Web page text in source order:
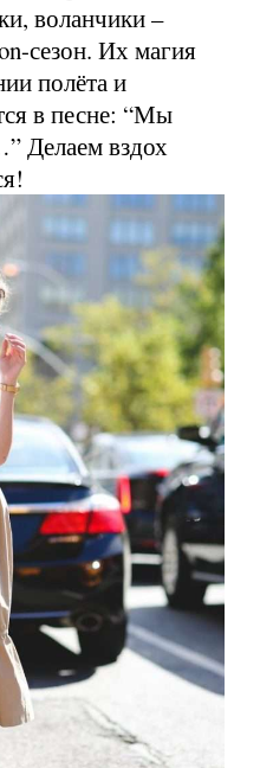
воланчики –
сезон. Их магия
полёта и
в песне: “Мы
Делаем вздох